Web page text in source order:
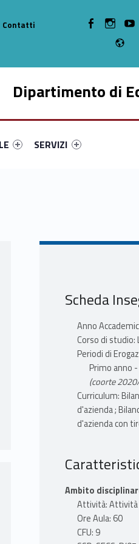
Dipartimento di
menu-primary-73874-49
Link identifier #link-
SERVIZI
Contatti
WebMan on
Scheda
Anno
Corso di
Periodi di
Primo anno
(coorte
Curriculum:
d'azienda ;
d'azienda con
Ambito
Attività:
Ore Aula: 60
CFU: 9